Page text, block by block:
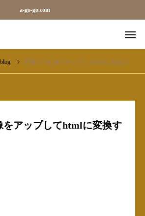
a-go-go.com
blog 手書きの画像をアップしてhtmlに変換するサイト
をアップしてhtmlに変換す
旧字一覧